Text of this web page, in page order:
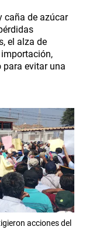
caña de azúcar
el alza de
para evitar una
acciones del